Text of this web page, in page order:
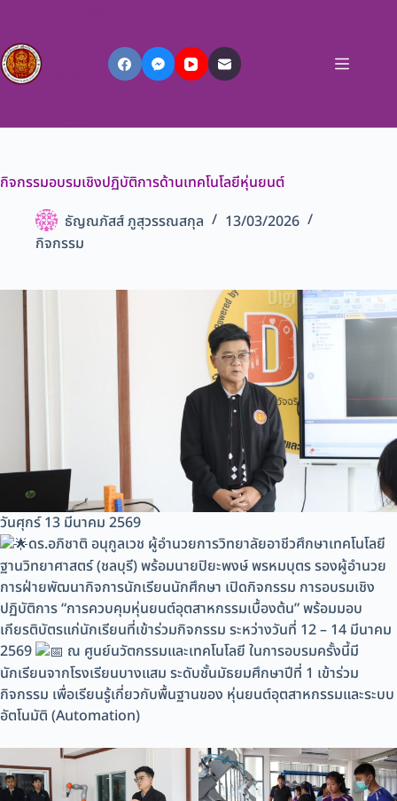
เทคโนโลยี
กิจกรรมอบรมเชิงปฏิบัติการด้านเทคโนโลยีหุ่นยนต์
ธัญณภัสส์ ภูสุวรรณสกุล
13/03/2026
กิจกรรม
วันศุกร์ 13 มีนาคม 2569
ดร.อภิชาติ อนุกูลเวช ผู้อำนวยการวิทยาลัยอาชีวศึกษาเทคโนโลยี
ฐานวิทยาศาสตร์ (ชลบุรี) พร้อมนายปิยะพงษ์ พรหมบุตร รองผู้อำนวย
การฝ่ายพัฒนากิจการนักเรียนนักศึกษา เปิดกิจกรรม การอบรมเชิง
ปฏิบัติการ “การควบคุมหุ่นยนต์อุตสาหกรรมเบื้องต้น” พร้อมมอบ
เกียรติบัตรแก่นักเรียนที่เข้าร่วมกิจกรรม ระหว่างวันที่ 12 – 14 มีนาคม
2569
ณ ศูนย์นวัตกรรมและเทคโนโลยี ในการอบรมครั้งนี้มี
นักเรียนจากโรงเรียนบางแสม ระดับชั้นมัธยมศึกษาปีที่ 1 เข้าร่วม
กิจกรรม เพื่อเรียนรู้เกี่ยวกับพื้นฐานของ หุ่นยนต์อุตสาหกรรมและระบบ
อัตโนมัติ (Automation)